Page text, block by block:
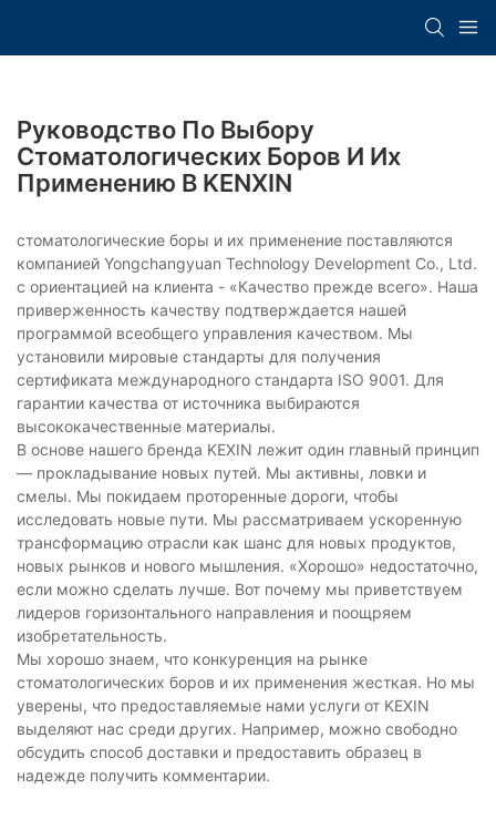
Руководство По Выбору
Стоматологических Боров И Их
Применению В KENXIN
стоматологические боры и их применение поставляются
компанией Yongchangyuan Technology Development Co., Ltd.
с ориентацией на клиента - «Качество прежде всего». Наша
приверженность качеству подтверждается нашей
программой всеобщего управления качеством. Мы
установили мировые стандарты для получения
сертификата международного стандарта ISO 9001. Для
гарантии качества от источника выбираются
высококачественные материалы.
В основе нашего бренда KEXIN лежит один главный принцип
— прокладывание новых путей. Мы активны, ловки и
смелы. Мы покидаем проторенные дороги, чтобы
исследовать новые пути. Мы рассматриваем ускоренную
трансформацию отрасли как шанс для новых продуктов,
новых рынков и нового мышления. «Хорошо» недостаточно,
если можно сделать лучше. Вот почему мы приветствуем
лидеров горизонтального направления и поощряем
изобретательность.
Мы хорошо знаем, что конкуренция на рынке
стоматологических боров и их применения жесткая. Но мы
уверены, что предоставляемые нами услуги от KEXIN
выделяют нас среди других. Например, можно свободно
обсудить способ доставки и предоставить образец в
надежде получить комментарии.